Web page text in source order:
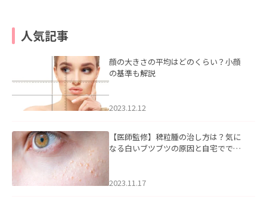
人気記事
顔の大きさの平均はどのくらい？小顔
の基準も解説
2023.12.12
【医師監修】稗粒腫の治し方は？気に
なる白いブツブツの原因と自宅ででき
2023.11.17